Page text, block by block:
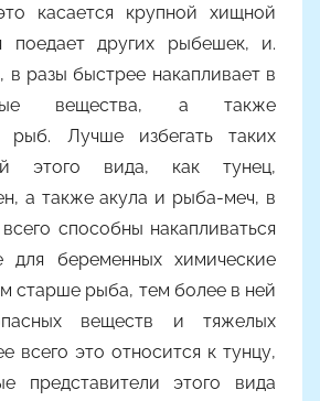
касается крупной хищной
поедает других рыбешек, и.
в разы быстрее накапливает в
вещества, а также
рыб. Лучше избегать таких
этого вида, как тунец,
а также акула и рыба-меч, в
способны накапливаться
для беременных химические
старше рыба, тем более в ней
веществ и тяжелых
всего это относится к тунцу,
представители этого вида